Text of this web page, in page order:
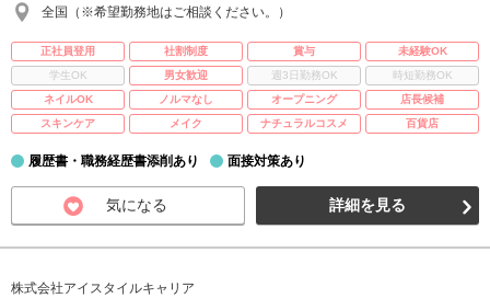
全国（※希望勤務地はご相談ください。）
正社員登用 社割制度 賞与
未経験OK
学生OK
男女歓迎 週3日勤務OK
時短勤務OK
ネイルOK
ノルマなし オープニング
店長候補
スキンケア
メイク ナチュラルコスメ 百貨店
履歴書・職務経歴書添削あり 面接対策あり
気になる 詳細を見る
株式会社アイスタイルキャリア